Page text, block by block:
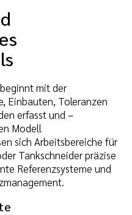
mit der
Einbauten, Toleranzen
erfasst und –
Modell
sich Arbeitsbereiche für
Tankschneider präzise
Referenzsysteme und